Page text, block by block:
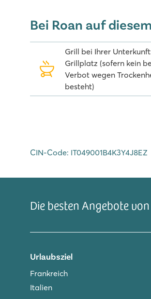
Bei Roan auf
Grill bei Ihrer
Grillplatz (sofern kein
Verbot wegen
besteht)
CIN-Code: IT049001B4K3Y4J8EZ
Die besten Angebote
Urlaubsziel
Frankreich
Italien